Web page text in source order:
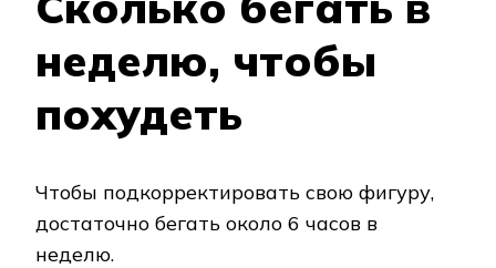
неделю, чтобы
похудеть
Чтобы подкорректировать свою фигуру,
достаточно бегать около 6 часов в
неделю.